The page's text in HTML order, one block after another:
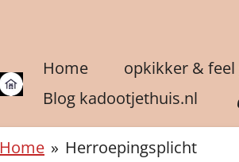
Home opkikker & feel
Blog kadootjethuis.nl
Home » Herroepingsplicht